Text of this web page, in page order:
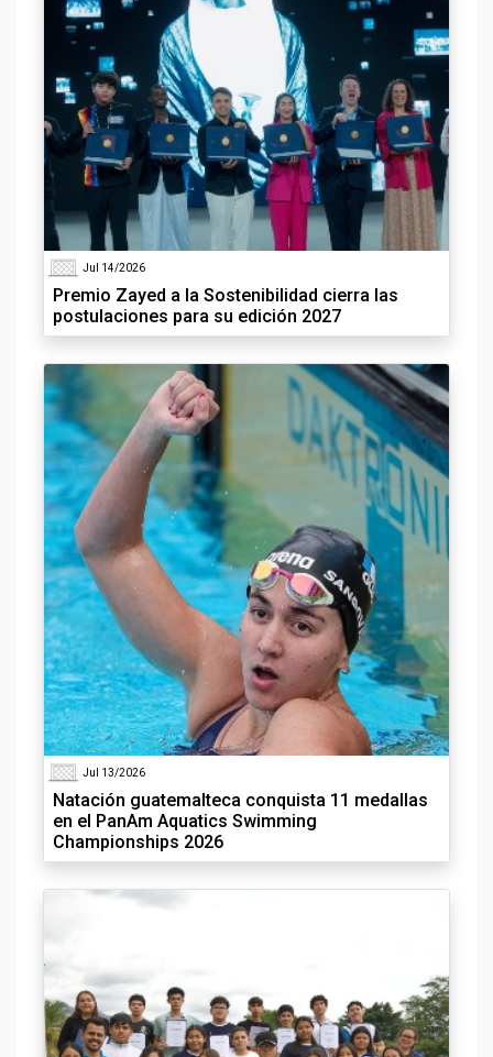
Jul 14/2026
Premio Zayed a la Sostenibilidad cierra las
postulaciones para su edición 2027
Jul 13/2026
Natación guatemalteca conquista 11 medallas
en el PanAm Aquatics Swimming
Championships 2026